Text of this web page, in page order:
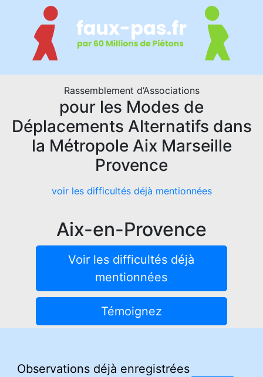
Rassemblement d’Associations
pour les Modes de
Déplacements Alternatifs dans
la Métropole Aix Marseille
Provence
voir les difficultés déjà mentionnées
Aix-en-Provence
Voir les difficultés déjà
mentionnées
Témoignez